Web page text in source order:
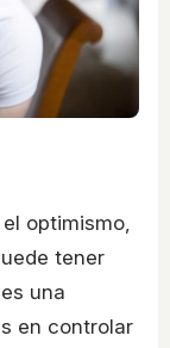
optimismo,
tener
una
en controlar